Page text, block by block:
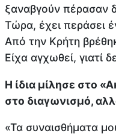
ξαναβγούν πέρασαν
Τώρα, έχει περάσει
Από την Κρήτη
Είχα αγχωθεί, γιατί
Η ίδια μίλησε στο
στο διαγωνισμό,
«Τα συναισθήματα